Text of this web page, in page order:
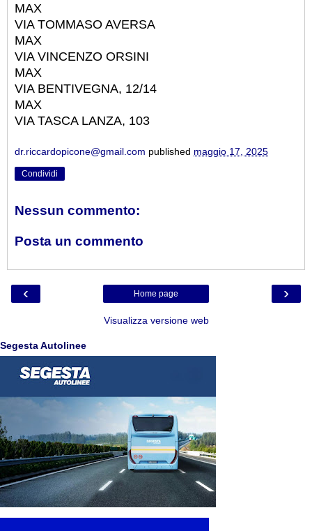
MAX
VIA TOMMASO AVERSA
MAX
VIA VINCENZO ORSINI
MAX
VIA BENTIVEGNA, 12/14
MAX
VIA TASCA LANZA, 103
dr.riccardopicone@gmail.com published maggio 17, 2025
Condividi
Nessun commento:
Posta un commento
‹ ›
Home page
Visualizza versione web
Segesta Autolinee